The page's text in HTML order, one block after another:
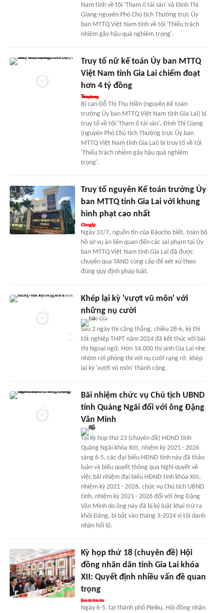
Nam tỉnh về tội 'Tham ô tài sản' và Đinh Thị
Giang-nguyên Phó Chủ tịch Thường trực Ủy
ban MTTQ Việt Nam tỉnh về tội 'Thiếu trách
nhiệm gây hậu quả nghiêm trọng'.
Truy tố nữ kế toán Ủy ban MTTQ
Việt Nam tỉnh Gia Lai chiếm đoạt
hơn 4 tỷ đồng
Bị can Đỗ Thị Thu Hiền (nguyên Kế toán
trưởng Ủy ban MTTQ Việt Nam tỉnh Gia Lai) bị
truy tố về tội 'Tham ô tài sản', Đinh Thị Giang
(nguyên Phó Chủ tịch Thường trực Ủy ban
MTTQ Việt Nam tỉnh Gia Lai) bị truy tố về tội
'Thiếu trách nhiệm gây hậu quả nghiêm
trọng'.
Truy tố nguyên Kế toán trưởng Ủy
ban MTTQ tỉnh Gia Lai với khung
hình phạt cao nhất
Ngày 31/7, nguồn tin của Báocho biết, toàn bộ
hồ sơ vụ án liên quan đến các sai phạm tại Ủy
ban MTTQ Việt Nam tỉnh Gia Lai đã được
chuyển qua TAND cùng cấp để xét xử theo
đúng quy định pháp luật.
Khép lại kỳ 'vượt vũ môn' với
những nụ cười
Sau 2 ngày thi căng thẳng, chiều 28-6, kỳ thi
tốt nghiệp THPT năm 2024 đã kết thúc với bài
thi Ngoại ngữ. Hơn 14.000 thí sinh Gia Lai nhẹ
nhõm rời phòng thi với nụ cười rạng rỡ, khép
lại kỳ 'vượt vũ môn' thành công.
Bãi nhiệm chức vụ Chủ tịch UBND
tỉnh Quảng Ngãi đối với ông Đặng
Văn Minh
Tại Kỳ họp thứ 23 (chuyên đề) HĐND tỉnh
Quảng Ngãi khóa XIII, nhiệm kỳ 2021 - 2026
sáng 6-5, các đại biểu HĐND tỉnh này đã thảo
luận và biểu quyết thông qua Nghị quyết về
việc bãi nhiệm đại biểu HĐND tỉnh khóa XIII,
nhiệm kỳ 2021 - 2026, chức vụ Chủ tịch UBND
tỉnh, nhiệm kỳ 2021 - 2026 đối với ông Đặng
Văn Minh do ông này đã bị kỷ luật khai trừ ra
khỏi Đảng, bị bắt vào tháng 3-2024 vì tội danh
nhận hối lộ.
Kỳ họp thứ 18 (chuyên đề) Hội
đồng nhân dân tỉnh Gia Lai khóa
XII: Quyết định nhiều vấn đề quan
trọng
Ngày 6-5, tại thành phố Pleiku, Hội đồng nhân